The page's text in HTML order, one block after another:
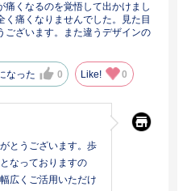
痛くなるのを覚悟して出かけまし
痛くなりませんでした。見た目
ございます。また違うデザインの
なった 0 Like! 0
とうございます。歩
なっておりますの
広くご活用いただけ